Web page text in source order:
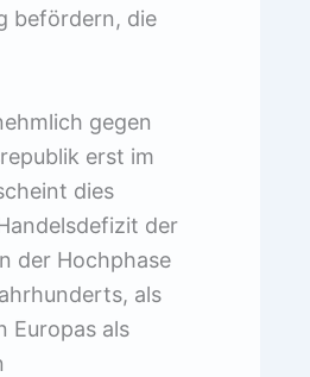
befördern, die
gegen
erst im
dies
der
der Hochphase
als
Europas als